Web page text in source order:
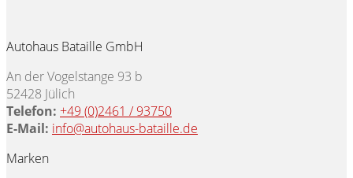
Autohaus Bataille GmbH
An der Vogelstange 93 b
52428 Jülich
Telefon: +49 (0)2461 / 93750
E-Mail: info@autohaus-bataille.de
Marken